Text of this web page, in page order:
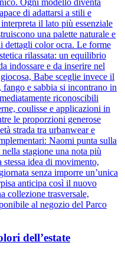
di adattarsi a stili e
il lato più essenziale
una palette naturale e
dettagli color ocra. Le forme
rilassata: un equilibrio
indossare e da inserire nel
Babe sceglie invece il
e sabbia si incontrano in
riconoscibili
coulisse e applicazioni in
le proporzioni generose
strada tra urbanwear e
Naomi punta sulla
stagione una nota più
idea di movimento,
senza imporre un’unica
anticipa così il nuovo
collezione trasversale,
al negozio del Parco
dell’estate